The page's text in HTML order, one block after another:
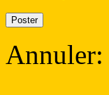
Annuler: